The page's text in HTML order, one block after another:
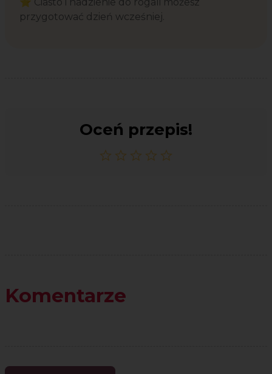
przygotować dzień wcześniej.
Oceń przepis!
Komentarze